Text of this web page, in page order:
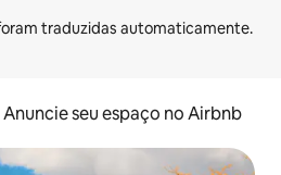
Anuncie seu espaço no Airbnb